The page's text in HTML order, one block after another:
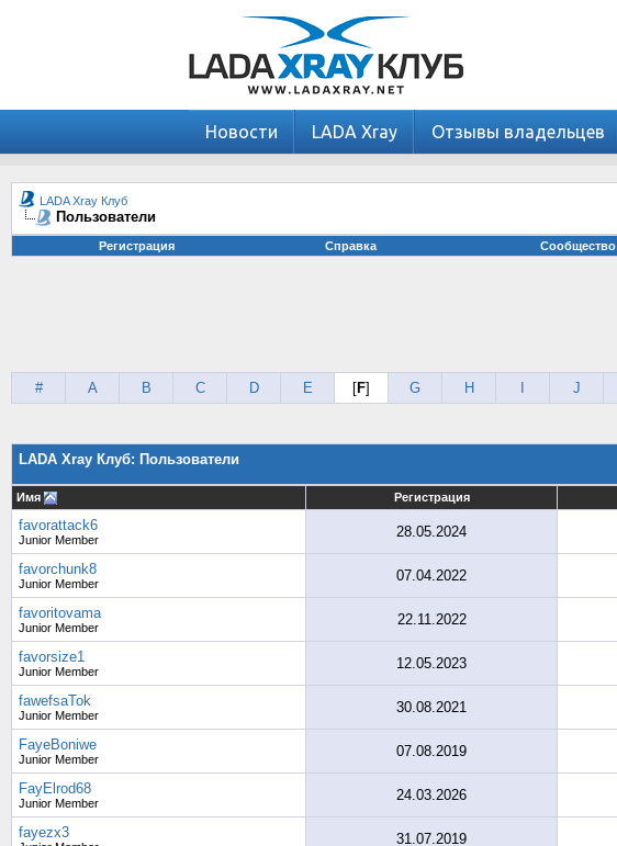
Новости LADA Xray Отзывы владельцев
LADA Xray Клуб
Пользователи
Регистрация
Справка Сообщество
# A B C D E [F] G H J
LADA Xray Клуб: Пользователи
Имя Регистрация
favorattack6
Junior Member 28.05.2024
favorchunk8
Junior Member 07.04.2022
favoritovama
Junior Member 22.11.2022
favorsize1
Junior Member 12.05.2023
fawefsaTok
Junior Member 30.08.2021
FayeBoniwe
Junior Member 07.08.2019
FayElrod68
Junior Member 24.03.2026
fayezx3 31.07.2019